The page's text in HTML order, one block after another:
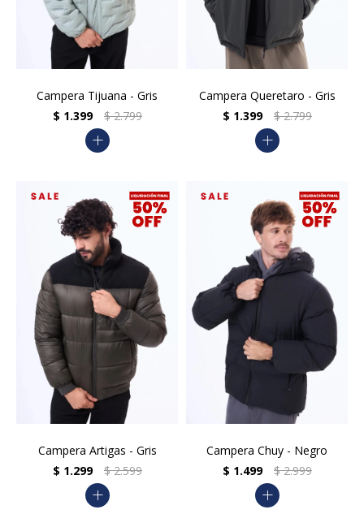
Campera Tijuana - Gris
$ 1.399 $ 2.799
add
Campera Queretaro - Gris
$ 1.399 $ 2.799
add
Campera Artigas - Gris
$ 1.299 $ 2.599
add
Campera Chuy - Negro
$ 1.499 $ 2.999
add